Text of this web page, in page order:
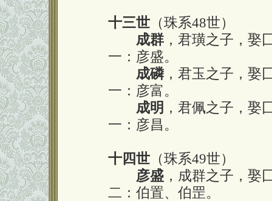
十三世 （珠系48世）
成群 ，君璜之子，娶
一：彦盛。
成磷，君玉之子，娶
一：彦富。
成明 ，君佩之子，娶
一：彦昌。
十四世 （珠系49世）
彦盛 ，成群之子，娶
二：伯置、伯罡。